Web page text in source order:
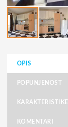
OPIS
POPUNJENOST
KARAKTERISTIKE
KOMENTARI